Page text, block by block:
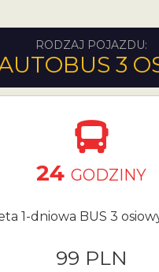
RODZAJ POJAZDU:
3
24 GODZINY
1-dniowa BUS 3
99 PLN